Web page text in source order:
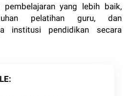
pembelajaran yang lebih baik,
pelatihan guru, dan
institusi pendidikan secara